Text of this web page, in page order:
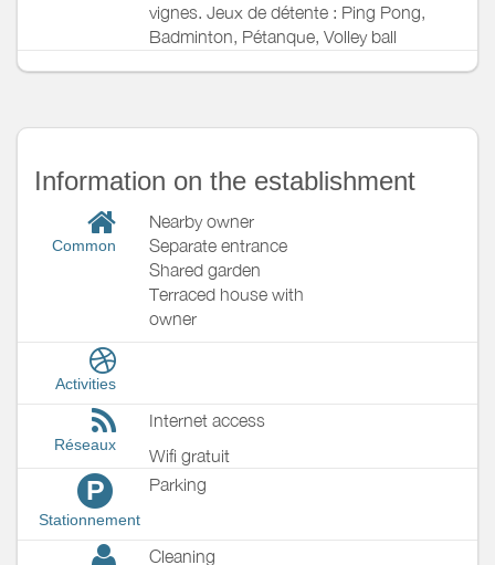
vignes. Jeux de détente : Ping Pong,
Badminton, Pétanque, Volley ball
Information on the establishment
Common
Nearby owner
Separate entrance
Shared garden
Terraced house with
owner
Activities
Réseaux
Internet access
Wifi gratuit
P
Stationnement
Parking
Cleaning